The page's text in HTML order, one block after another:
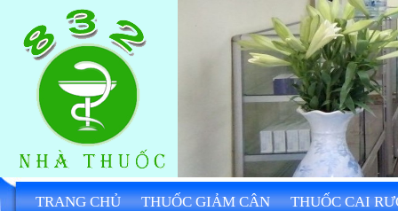
TRANG CHỦ THUỐC GIẢM CÂN THUỐC CAI